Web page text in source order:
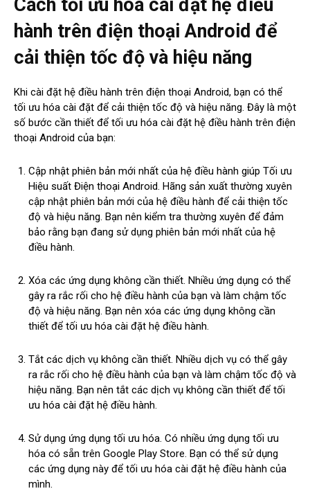
Cách tối ưu hóa cài đặt hệ điều
hành trên điện thoại Android để
cải thiện tốc độ và hiệu năng
Khi cài đặt hệ điều hành trên điện thoại Android, bạn có thể
tối ưu hóa cài đặt để cải thiện tốc độ và hiệu năng. Đây là một
số bước cần thiết để tối ưu hóa cài đặt hệ điều hành trên điện
thoại Android của bạn:
Cập nhật phiên bản mới nhất của hệ điều hành giúp Tối ưu
Hiệu suất Điện thoại Android. Hãng sản xuất thường xuyên
cập nhật phiên bản mới của hệ điều hành để cải thiện tốc
độ và hiệu năng. Bạn nên kiểm tra thường xuyên để đảm
bảo rằng bạn đang sử dụng phiên bản mới nhất của hệ
điều hành.
Xóa các ứng dụng không cần thiết. Nhiều ứng dụng có thể
gây ra rắc rối cho hệ điều hành của bạn và làm chậm tốc
độ và hiệu năng. Bạn nên xóa các ứng dụng không cần
thiết để tối ưu hóa cài đặt hệ điều hành.
Tắt các dịch vụ không cần thiết. Nhiều dịch vụ có thể gây
ra rắc rối cho hệ điều hành của bạn và làm chậm tốc độ và
hiệu năng. Bạn nên tắt các dịch vụ không cần thiết để tối
ưu hóa cài đặt hệ điều hành.
Sử dụng ứng dụng tối ưu hóa. Có nhiều ứng dụng tối ưu
hóa có sẵn trên Google Play Store. Bạn có thể sử dụng
các ứng dụng này để tối ưu hóa cài đặt hệ điều hành của
mình.